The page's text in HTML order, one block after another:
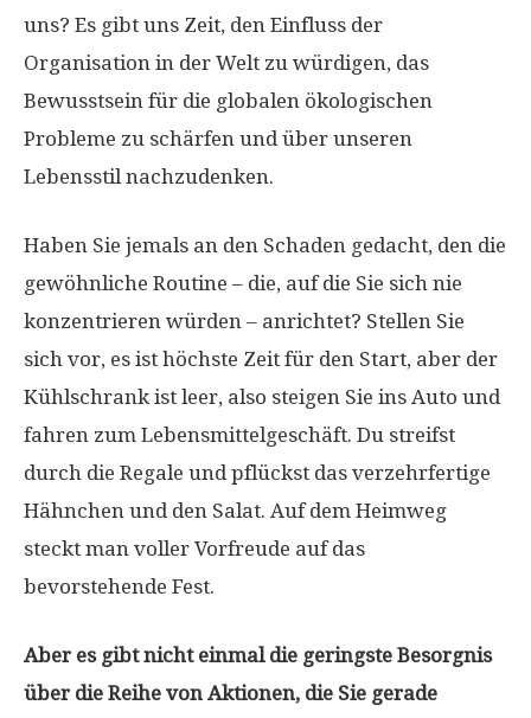
uns? Es gibt uns Zeit, den Einfluss der
Organisation in der Welt zu würdigen, das
Bewusstsein für die globalen ökologischen
Probleme zu schärfen und über unseren
Lebensstil nachzudenken.
Haben Sie jemals an den Schaden gedacht, den die
gewöhnliche Routine – die, auf die Sie sich nie
konzentrieren würden – anrichtet? Stellen Sie
sich vor, es ist höchste Zeit für den Start, aber der
Kühlschrank ist leer, also steigen Sie ins Auto und
fahren zum Lebensmittelgeschäft. Du streifst
durch die Regale und pflückst das verzehrfertige
Hähnchen und den Salat. Auf dem Heimweg
steckt man voller Vorfreude auf das
bevorstehende Fest.
Aber es gibt nicht einmal die geringste Besorgnis
über die Reihe von Aktionen, die Sie gerade